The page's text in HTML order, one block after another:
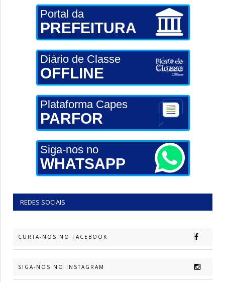
Portal da
PREFEITURA
Diário de Classe
OFFLINE
Plataforma Capes
PARFOR
Siga-nos no
WHATSAPP
REDES SOCIAIS
CURTA-NOS NO FACEBOOK
SIGA-NOS NO INSTAGRAM